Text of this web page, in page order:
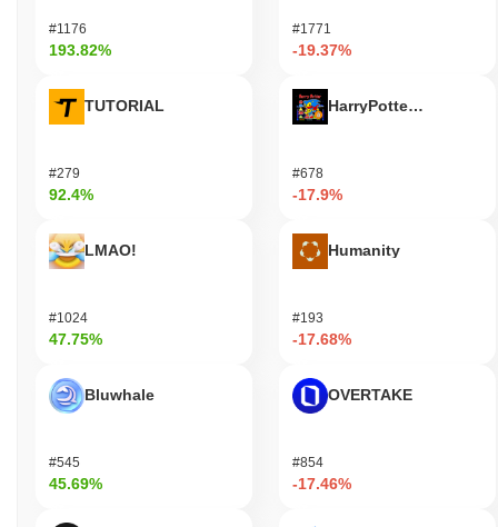
#1176
193.82%
TUTORIAL
#279
92.4%
LMAO!
#1024
47.75%
Bluwhale
#545
45.69%
#1771
-19.37%
#678
-17.9%
Humanity
#193
-17.68%
OVERTAKE
#854
-17.46%